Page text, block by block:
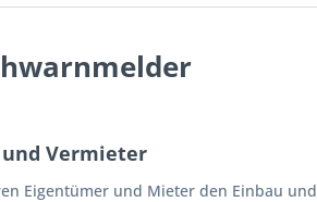
Vermieter
Eigentümer und Mieter den Einbau und